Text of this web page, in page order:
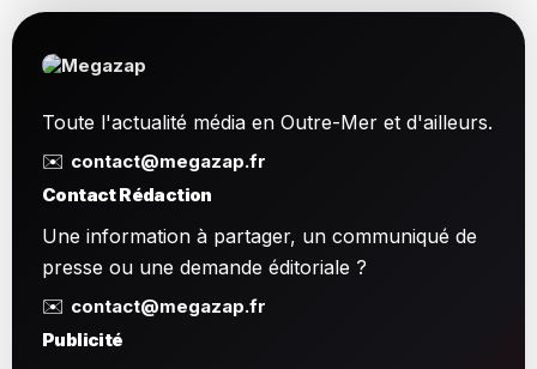
Toute l'actualité média en Outre-Mer et d'ailleurs.
✉️ contact@megazap.fr
Contact Rédaction
Une information à partager, un communiqué de
presse ou une demande éditoriale ?
✉️ contact@megazap.fr
Publicité